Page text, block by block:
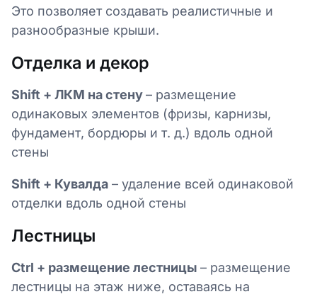
Это позволяет создавать реалистичные и
разнообразные крыши.
Отделка и декор
Shift + ЛКМ на стену– размещение
одинаковых элементов (фризы, карнизы,
фундамент, бордюры и т. д.) вдоль одной
стены
Shift + Кувалда – удаление всей одинаковой
отделки вдоль одной стены
Лестницы
Ctrl + размещение лестницы – размещение
лестницы на этаж ниже, оставаясь на